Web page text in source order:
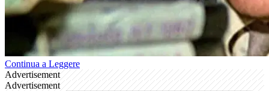
Continua a Leggere
Advertisement
Advertisement